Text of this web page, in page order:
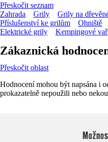
Přeskočit seznam
Zahrada
Grily Grily na
Příslušenství ke grilům
Ohniště
Elektrické grily
Kempingové
Zákaznická
Přeskočit oblast
Hodnocení mohou být napsána i
prokazatelně nepoužili nebo